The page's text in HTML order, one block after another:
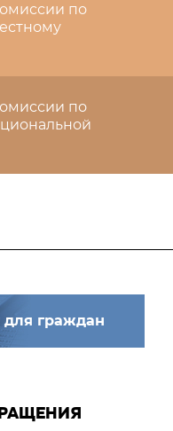
по
по
граждан